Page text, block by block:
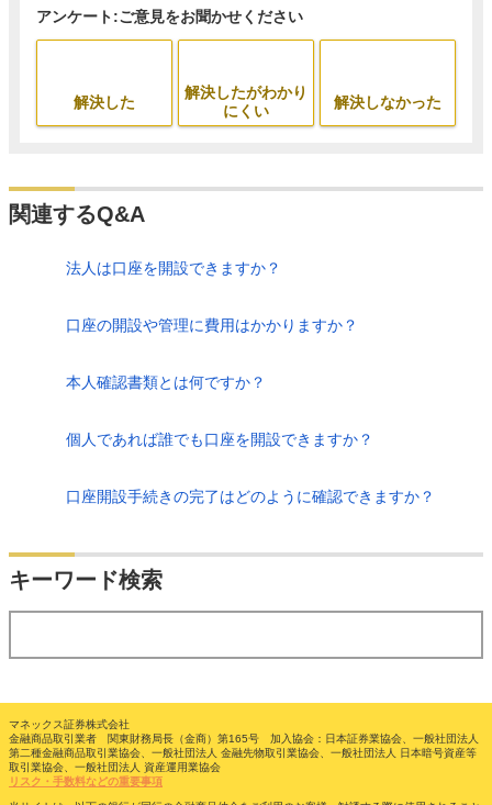
アンケート:ご意見をお聞かせください
解決した
解決したがわかり
にくい
解決しなかった
関連するQ&A
法人は口座を開設できますか？
口座の開設や管理に費用はかかりますか？
本人確認書類とは何ですか？
個人であれば誰でも口座を開設できますか？
口座開設手続きの完了はどのように確認できますか？
キーワード検索
マネックス証券株式会社
金融商品取引業者 関東財務局長（金商）第165号 加入協会：日本証券業協会、一般社団法人
第二種金融商品取引業協会、一般社団法人 金融先物取引業協会、一般社団法人 日本暗号資産等
取引業協会、一般社団法人 資産運用業協会
リスク・手数料などの重要事項